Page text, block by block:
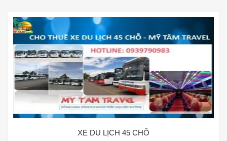
XE DU LỊCH 45 CHỖ